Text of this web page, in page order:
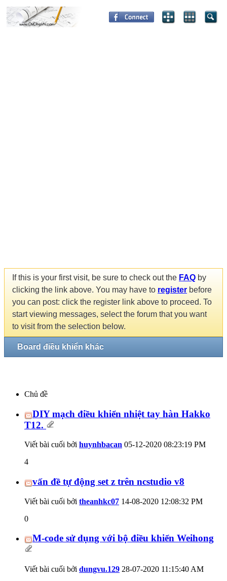
If this is your first visit, be sure to check out the FAQ by
clicking the link above. You may have to register before
you can post: click the register link above to proceed. To
start viewing messages, select the forum that you want
to visit from the selection below.
Board điều khiển khác
Chủ đề
DIY mạch điều khiển nhiệt tay hàn Hakko
T12.
Viết bài cuối bởi huynhbacan 05-12-2020 08:23:19 PM
4
vấn đề tự động set z trên ncstudio v8
Viết bài cuối bởi theanhkc07 14-08-2020 12:08:32 PM
0
M-code sử dụng với bộ điều khiển Weihong
Viết bài cuối bởi dungvu.129 28-07-2020 11:15:40 AM